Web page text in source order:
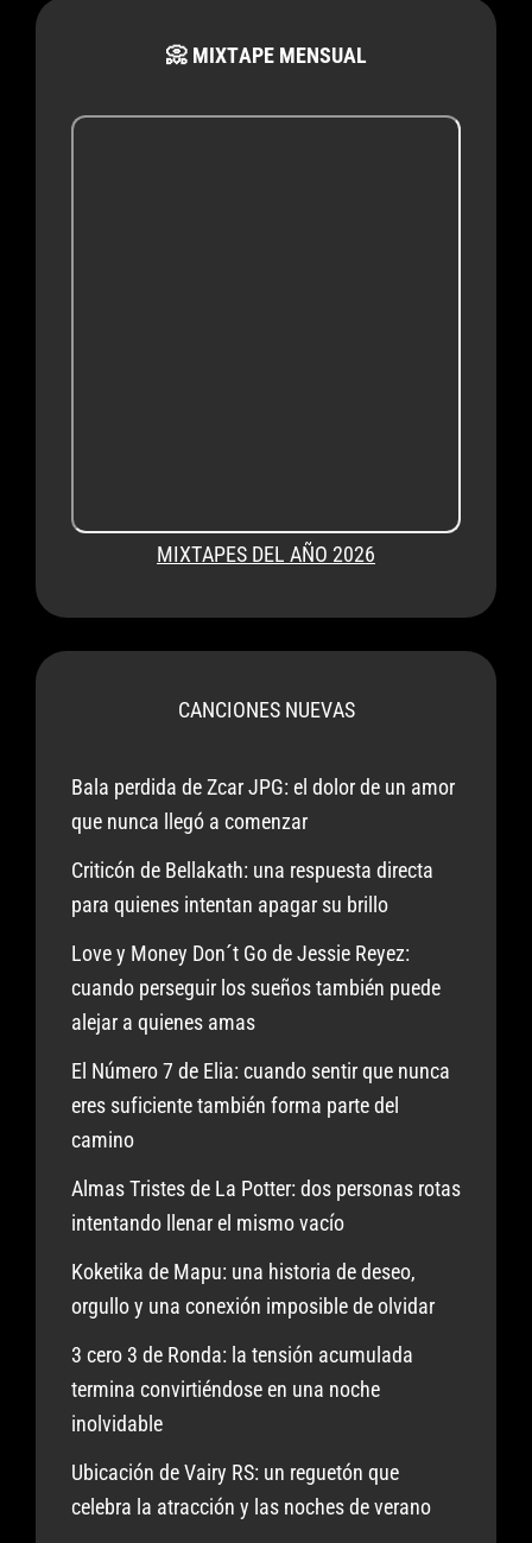
📀 MIXTAPE MENSUAL
MIXTAPES DEL AÑO 2026
CANCIONES NUEVAS
Bala perdida de Zcar JPG: el dolor de un amor
que nunca llegó a comenzar
Criticón de Bellakath: una respuesta directa
para quienes intentan apagar su brillo
Love y Money Don´t Go de Jessie Reyez:
cuando perseguir los sueños también puede
alejar a quienes amas
El Número 7 de Elia: cuando sentir que nunca
eres suficiente también forma parte del
camino
Almas Tristes de La Potter: dos personas rotas
intentando llenar el mismo vacío
Koketika de Mapu: una historia de deseo,
orgullo y una conexión imposible de olvidar
3 cero 3 de Ronda: la tensión acumulada
termina convirtiéndose en una noche
inolvidable
Ubicación de Vairy RS: un reguetón que
celebra la atracción y las noches de verano